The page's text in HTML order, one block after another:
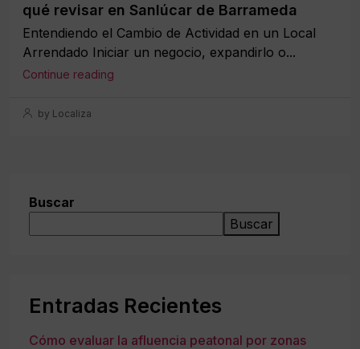
qué revisar en Sanlúcar de Barrameda
Entendiendo el Cambio de Actividad en un Local
Arrendado Iniciar un negocio, expandirlo o...
Continue reading
by Localiza
Buscar
Buscar
Entradas Recientes
Cómo evaluar la afluencia peatonal por zonas